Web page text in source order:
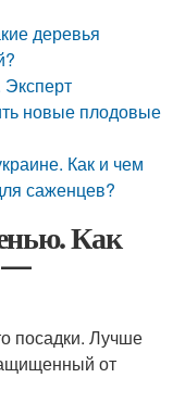
деревья
новые плодовые
Как и чем
саженцев?
Как
—
посадки. Лучше
от